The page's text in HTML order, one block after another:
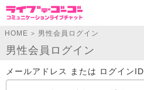
HOME > 男性会員ログイン
男性会員ログイン
メールアドレス または ログインID